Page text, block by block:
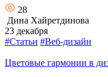
28
Дина Хайретдинова
23 декабря
#Статьи #Веб-дизайн
Цветовые гармонии в